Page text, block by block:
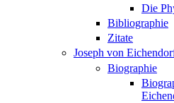
Die
Bibliographie
Zitate
Joseph von
Biographie